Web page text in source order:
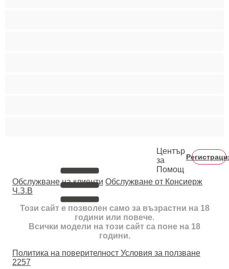
Център
за
Помощ
Oбслужване на клиенти Обслужване от Консиерж
Ч.З.В
Този сайт е позволен само за възрастни на 18
години или повече.
Всички модели на този сайт са поне на 18
години.
Политика на поверителност Условия за ползване
2257